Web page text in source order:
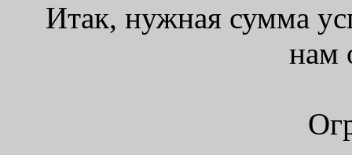
Итак, нужная сумма
нам